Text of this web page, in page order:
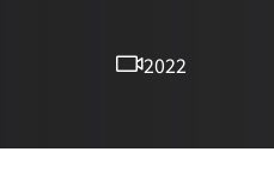
2022